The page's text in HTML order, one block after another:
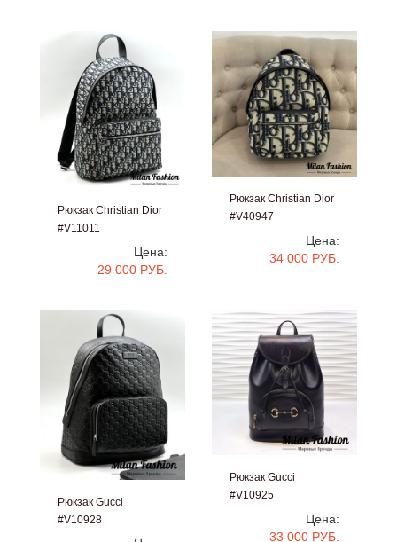
Рюкзак Christian Dior
#V11011
Цена:
29 000 РУБ.
Рюкзак Christian Dior
#V40947
Цена:
34 000 РУБ.
Рюкзак Gucci
#V10928
Рюкзак Gucci
#V10925
Цена:
33 000 РУБ.